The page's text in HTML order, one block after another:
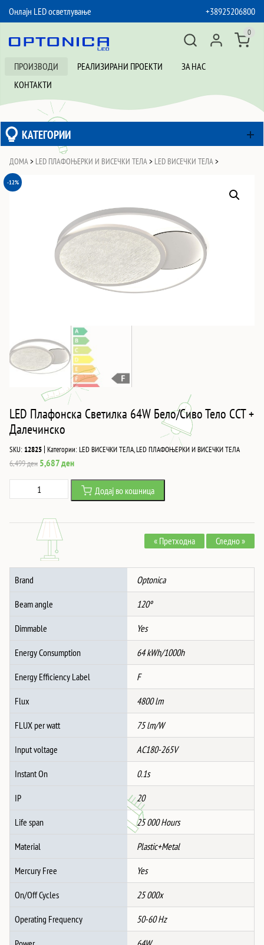
Онлајн LED осветлување
+38925206800
ПРОИЗВОДИ РЕАЛИЗИРАНИ ПРОЕКТИ
ЗА НАС
КОНТАКТИ
0
КАТЕГОРИИ
ДОМА > LED ПЛАФОЊЕРКИ И ВИСЕЧКИ ТЕЛА > LED ВИСЕЧКИ ТЕЛА >
-12%
LED Плафонска Светилка 64W Бело/Сиво Тело CCT +
Далечинско
SKU:12825 | Категории:LED ВИСЕЧКИ ТЕЛА,LED ПЛАФОЊЕРКИ И ВИСЕЧКИ ТЕЛА
6,499ден Original
was:
6,499 ден.
5,687денCurrent
price
5,687 ден.
Плафонска
Тело
CCT
количина
Додај во кошница
« Претходна Следно »
Brand Optonica
Beam angle 120º
Dimmable Yes
Energy Consumption 64 kWh/1000h
Energy Efficiency Label F
Flux 4800 lm
FLUX per watt 75 lm/W
Input voltage AC180-265V
Instant On 0.1s
IP 20
Life span 25 000 Hours
Material Plastic+Metal
Mercury Free Yes
On/Off Cycles 25 000x
Operating Frequency 50-60 Hz